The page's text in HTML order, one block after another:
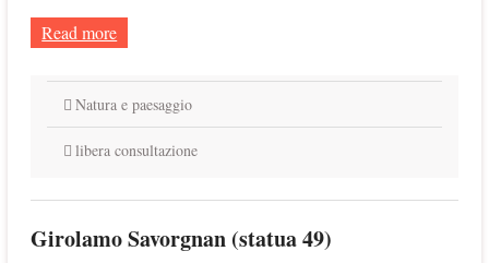
Read more
Natura e paesaggio
libera consultazione
Girolamo Savorgnan (statua 49)